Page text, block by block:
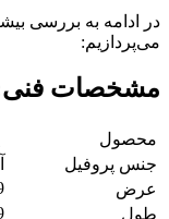
در ادامه به بررسی
می‌پردازیم:
مشخصات
محصول
جنس پروفیل
عرض
طول